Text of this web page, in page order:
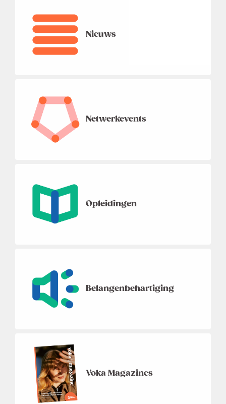
Nieuws
Netwerkevents
Opleidingen
Belangenbehartiging
Voka Magazines